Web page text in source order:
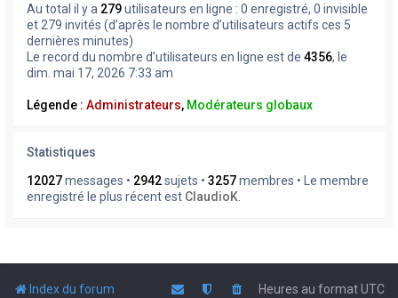
Au total il y a 279utilisateurs en ligne : 0 enregistré, 0 invisible
et 279 invités (d’après le nombre d’utilisateurs actifs ces 5
dernières minutes)
Le record du nombre d’utilisateurs en ligne est de 4356, le
dim. mai 17, 2026 7:33 am
Légende : Administrateurs, Modérateurs globaux
Statistiques
12027messages • 2942sujets • 3257membres • Le membre
enregistré le plus récent est ClaudioK
Index du forum Heures au formatUTC